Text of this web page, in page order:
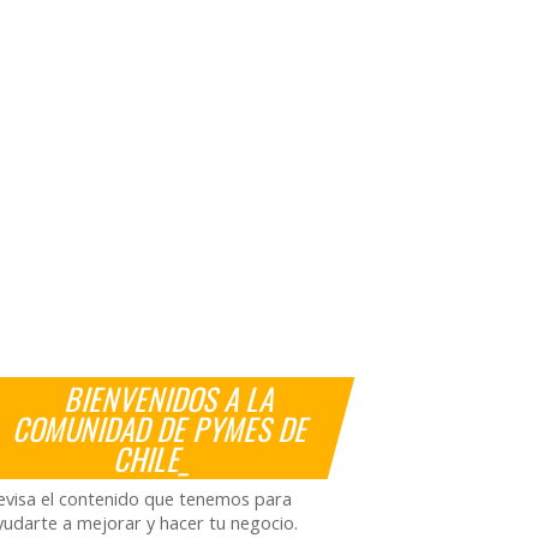
BIENVENIDOS A LA
COMUNIDAD DE PYMES DE
CHILE_
el contenido que tenemos para
a mejorar y hacer tu negocio.